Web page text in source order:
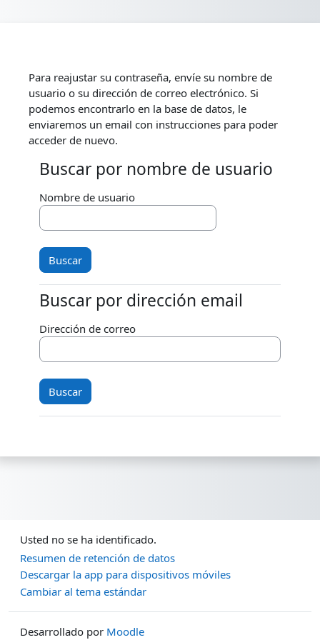
Para reajustar su contraseña, envíe su nombre de
usuario o su dirección de correo electrónico. Si
podemos encontrarlo en la base de datos, le
enviaremos un email con instrucciones para poder
acceder de nuevo.
Buscar por nombre de usuario
Buscar por nombre de usuario
Nombre de usuario
Buscar por dirección email
Buscar por dirección email
Dirección de correo
Usted no se ha identificado.
Resumen de retención de datos
Descargar la app para dispositivos móviles
Cambiar al tema estándar
Desarrollado por Moodle